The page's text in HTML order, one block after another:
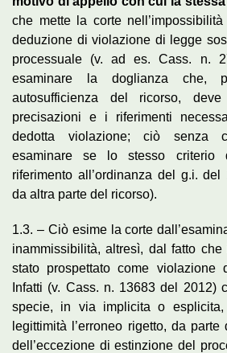
che mette la corte
deduzione di violazione di legge
processuale (v. ad es. Cass. n.
esaminare la doglianza che,
autosufficienza del ricorso,
precisazioni e i riferimenti
dedotta violazione; ciò senza
esaminare se lo stesso criterio
riferimento all’ordinanza del g.i. del
da altra parte del ricorso).
1.3. – Ciò esime la corte
inammissibilità, altresì, dal fatto
stato prospettato come violazione
Infatti (v. Cass. n. 13683 del 2012)
specie, in via implicita o
legittimità l’erroneo rigetto, da
dell’eccezione di estinzione del